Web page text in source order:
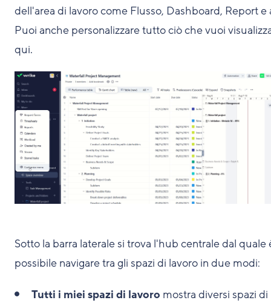
dell'area di lavoro come Flusso, Dashboard, Report e
Puoi anche personalizzare tutto ciò che vuoi
qui.
Sotto la barra laterale si trova l'hub centrale dal quale
possibile navigare tra gli spazi di lavoro in due modi:
Tutti i miei spazi di lavoro mostra diversi spazi di